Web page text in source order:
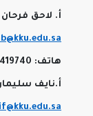
أ . لاحق
هاتف: 2419740-017
أ.نايف